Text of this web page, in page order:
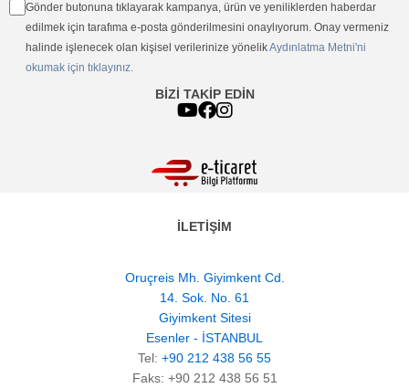
Gönder butonuna tıklayarak kampanya, ürün ve yeniliklerden haberdar
edilmek için tarafıma e-posta gönderilmesini onaylıyorum. Onay vermeniz
halinde işlenecek olan kişisel verilerinize yönelikAydınlatma Metni'ni
okumak için tıklayınız.
BİZİ TAKİP EDİN
İLETİŞİM
Oruçreis Mh. Giyimkent Cd.
14. Sok. No. 61
Giyimkent Sitesi
Esenler - İSTANBUL
Tel: +90 212 438 56 55
Faks: +90 212 438 56 51